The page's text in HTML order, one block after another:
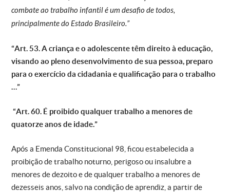
combate ao trabalho infantil é um desafio de todos,
principalmente do Estado Brasileiro.”
“Art. 53. A criança e o adolescente têm direito à educação,
visando ao pleno desenvolvimento de sua pessoa, preparo
para o exercício da cidadania e qualificação para o trabalho
…”
“Art. 60. É proibido qualquer trabalho a menores de
quatorze anos de idade.”
Após a Emenda Constitucional 98, ficou estabelecida a
proibição de trabalho noturno, perigoso ou insalubre a
menores de dezoito e de qualquer trabalho a menores de
dezesseis anos, salvo na condição de aprendiz, a partir de